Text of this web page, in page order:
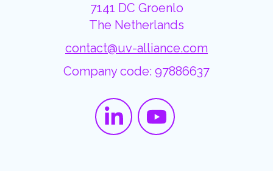
7141 DC Groenlo
The Netherlands
contact@uv-alliance.com
Company code: 97886637